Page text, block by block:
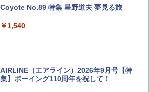
Coyote No.89 特集 星野道夫 夢見る旅
￥1,540
AIRLINE（エアライン）2026年9月号【特
集】ボーイング110周年を祝して！